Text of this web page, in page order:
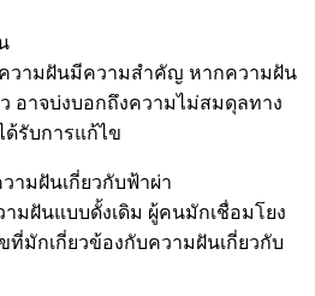
วามฝันมีความสำคัญ หากความฝัน
อาจบ่งบอกถึงความไม่สมดุลทาง
รับการแก้ไข
ามฝันเกี่ยวกับฟ้าผ่า
มฝันแบบดั้งเดิม ผู้คนมักเชื่อมโยง
ที่มักเกี่ยวข้องกับความฝันเกี่ยวกับ